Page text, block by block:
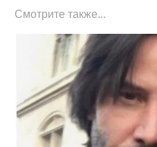
Смотрите также...